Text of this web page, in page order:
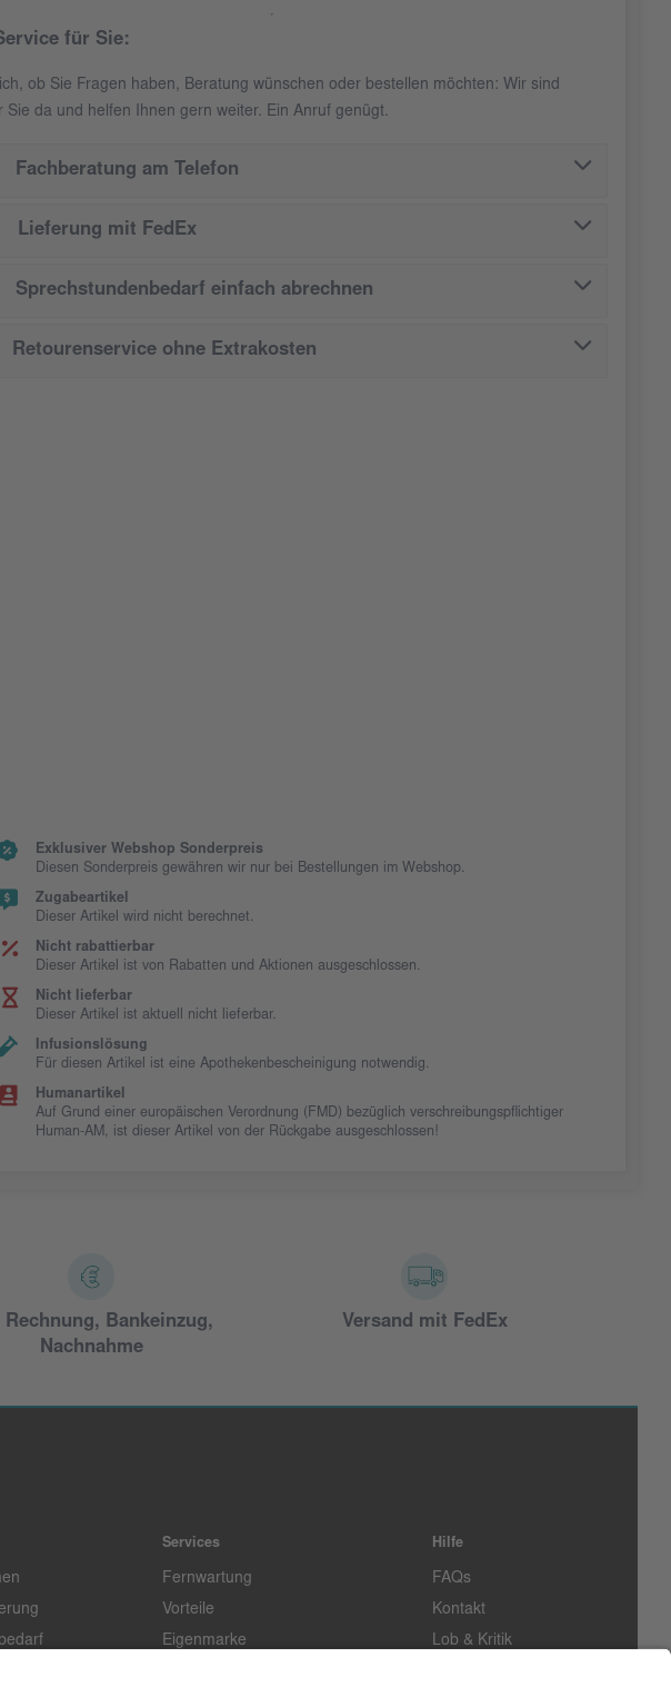
für Sie:
ob Sie Fragen haben, Beratung wünschen oder bestellen möchten: Wir sind
Sie da und helfen Ihnen gern weiter. Ein Anruf genügt.
Fachberatung am Telefon
Lieferung mit FedEx
Sprechstundenbedarf einfach abrechnen
Retourenservice ohne Extrakosten
Exklusiver Webshop Sonderpreis
Diesen Sonderpreis gewähren wir nur bei Bestellungen im Webshop.
Zugabeartikel
Dieser Artikel wird nicht berechnet.
Nicht rabattierbar
Dieser Artikel ist von Rabatten und Aktionen ausgeschlossen.
Nicht lieferbar
Dieser Artikel ist aktuell nicht lieferbar.
Infusionslösung
Für diesen Artikel ist eine Apothekenbescheinigung notwendig.
Humanartikel
Auf Grund einer europäischen Verordnung (FMD) bezüglich verschreibungspflichtiger
Human-AM, ist dieser Artikel von der Rückgabe ausgeschlossen!
Rechnung, Bankeinzug,
Nachnahme
Versand mit FedEx
Services
Fernwartung
Vorteile
Eigenmarke
Hilfe
FAQs
Kontakt
Lob & Kritik